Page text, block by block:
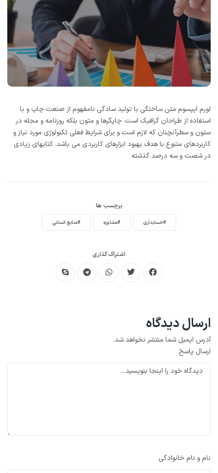
لورم ایپسوم متن ساختگی با تولید سادگی نامفهوم از صنعت چاپ و با
استفاده از طراحان گرافیک است. چاپگرها و متون بلکه روزنامه و مجله در
ستون و سطرآنچنان که لازم است و برای شرایط فعلی تکنولوژی مورد نیاز و
کاربردهای متنوع با هدف بهبود ابزارهای کاربردی می باشد. کتابهای زیادی
در شصت و سه درصد گذشته
برچسب ها
#حسابداری #مشاوره #منابع انسانی
اشتراک گذاری
ارسال دیدگاه
آدرس ایمیل شما منتشر نخواهد شد.
ارسال پاسخ
نام و نام خانوادگی